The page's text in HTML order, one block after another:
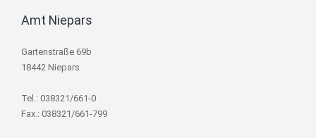
Amt Niepars
Gartenstraße 69b
18442 Niepars
Tel.: 038321/661-0
Fax.: 038321/661-799